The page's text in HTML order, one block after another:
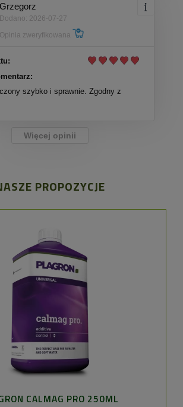
Grzegorz
Dodano: 2026-07-27
Opinia zweryfikowana
szybko i sprawnie. Zgodny z
Więcej opinii
PROPOZYCJE
CALMAG PRO 250ML